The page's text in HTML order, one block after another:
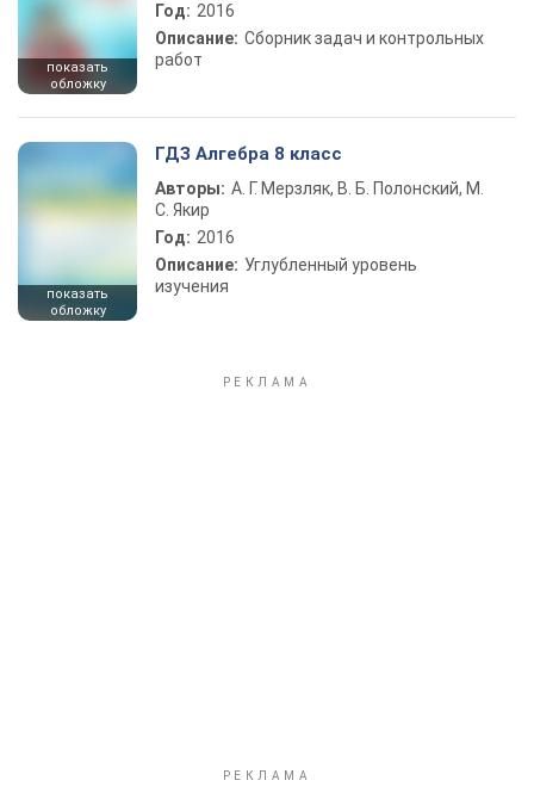
показать
обложку
Год: 2016
Описание: Сборник задач и контрольных
работ
показать
обложку
ГДЗ Алгебра 8 класс
Авторы: А. Г. Мерзляк, В. Б. Полонский, М.
С. Якир
Год: 2016
Описание: Углубленный уровень
изучения